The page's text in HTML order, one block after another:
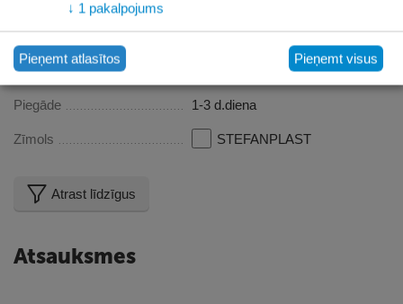
Izmērs: 37x32x46h cm
Īpašības
Piegāde 1-3 d.diena
Zīmols STEFANPLAST
Atrast līdzīgus
Atsauksmes
↓ 1 pakalpojums
Pieņemt atlasītos Pieņemt visus